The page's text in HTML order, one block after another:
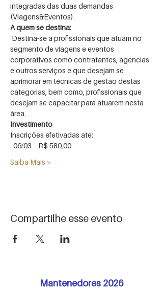
integradas das duas demandas
A quem se destina:
Destina-se a profissionais que atuam no
segmento de viagens e eventos
corporativos como contratantes, agencias
e outros serviços e que desejam se
aprimorar em técnicas de gestão destas
categorias, bem como, profissionais que
desejam se capacitar para atuarem nesta
área.
Saiba Mais >
Compartilhe esse evento
Mantenedores 2026